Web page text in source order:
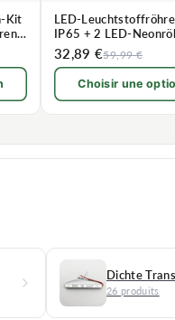
Kit
LED-
IP65 + 2 LED-
150cm T8 22W
32,89 €59,99 €
Choisir une
Dichte
26 produits